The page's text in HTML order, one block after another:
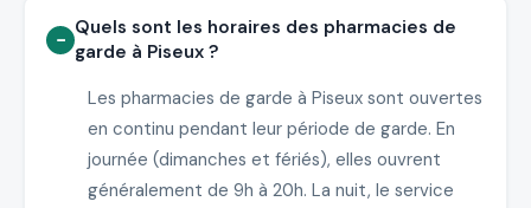
Quels sont les horaires des pharmacies de
garde à Piseux ?
Les pharmacies de garde à Piseux sont ouvertes
en continu pendant leur période de garde. En
journée (dimanches et fériés), elles ouvrent
généralement de 9h à 20h. La nuit, le service